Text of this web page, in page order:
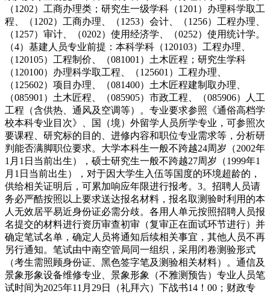
（1202）工商办理类；研究生一级学科（1201）办理科学取工
程、（1202）工商办理、（1253）会计、（1256）工程办理、
（1257）审计、（0202）使用经济学、（0252）使用统计学。
（4）基建人员专业前提：本科学科（120103）工程办理、
（120105）工程制价、（081001）土木匠程；研究生学科
（120100）办理科学取工程、（125601）工程办理、
（125602）项目办理、（081400）土木匠程建制取办理、
（085901）土木匠程、（085905）市政工程、（085906）人工
工程（含供热、通风及空调等）。专业要求参照《通俗高档学
校本科专业目次》、国（境）外留学人员所学专业，可参照次
要课程、研究标的目的、进修内容和职位专业需求等，分析研
判能否满脚职位要求。大学本科生一般不跨越24周岁（2002年
1月1日当前出生），硕士研究生一般不跨越27周岁（1999年1
月1日当前出生），对于因大学生入伍等国度的环境超龄的，
供给相关证明后，可累加响应年限进行报考。3。招聘人员请
务必严酷按照以上要求送达报名材料，报名取测验时利用的本
人无效居平易近身份证必需分歧。各用人单元按照招聘人员报
名提交的材料进行资历审查初审（复审正在面试环节进行）并
确定笔试名单，确定人员将通知后续相关事宜，其他人员不再
另行通知。笔试由中南空管局同一组织，采用闭卷测验形式
（考生需照顾身份证、黑色签字笔及测验相关材料）。通信及
景象形象设备维修专业、景象形象（不雅测预告）专业人员笔
试时间为2025年11月29日（礼拜六）下战书14！00；财政专